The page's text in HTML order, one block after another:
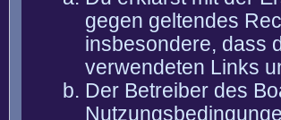
gegen geltendes
insbesondere, dass
verwendeten Links
Der Betreiber des